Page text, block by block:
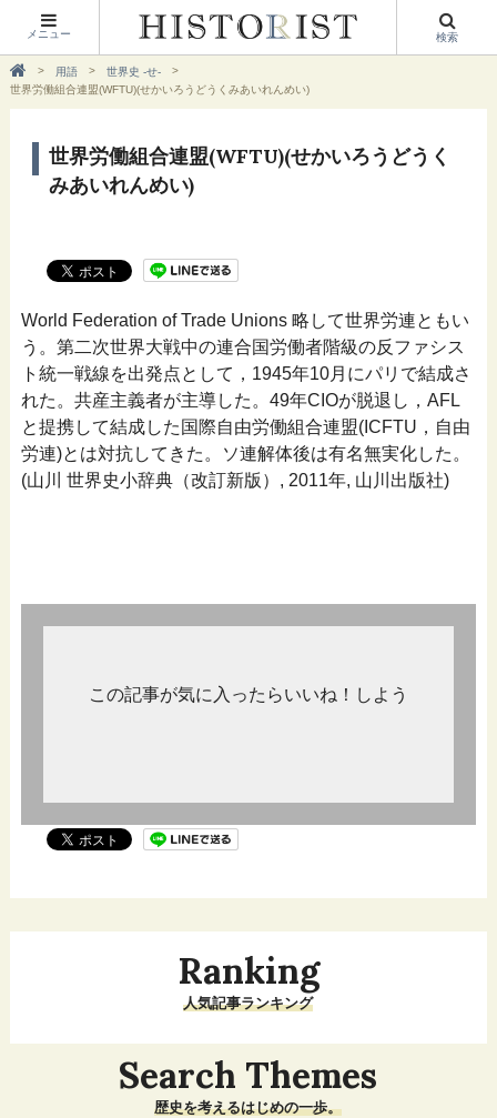
メニュー 検索
用語
世界史 -せ-
世界労働組合連盟(WFTU)(せかいろうどうくみあいれんめい)
世界労働組合連盟(WFTU)(せかいろうどうく
みあいれんめい)
World Federation of Trade Unions 略して世界労連ともい
う。第二次世界大戦中の連合国労働者階級の反ファシス
ト統一戦線を出発点として，1945年10月にパリで結成さ
れた。共産主義者が主導した。49年CIOが脱退し，AFL
と提携して結成した国際自由労働組合連盟(ICFTU，自由
労連)とは対抗してきた。ソ連解体後は有名無実化した。
(山川 世界史小辞典（改訂新版）, 2011年, 山川出版社)
この記事が気に入ったらいいね！しよう
Ranking
人気記事ランキング
Search Themes
歴史を考えるはじめの一歩。